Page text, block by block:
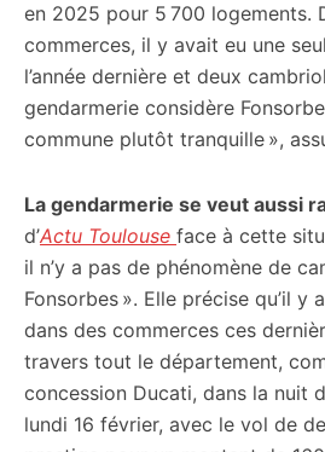
en 2025 pour 5 700 logements.
commerces, il y avait eu une
l’année dernière et deux
gendarmerie considère
commune plutôt tranquille »,
La gendarmerie se veut aussi
d’Actu Toulouse face à cette
il n’y a pas de phénomène de
Fonsorbes ». Elle précise qu’il y
dans des commerces ces
travers tout le département,
concession Ducati, dans la nuit
lundi 16 février, avec le vol de